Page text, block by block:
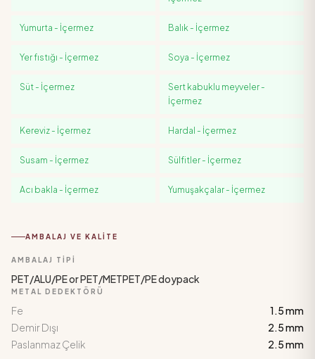
Yumurta - İçermez Balık - İçermez
Yer fıstığı - İçermez Soya - İçermez
Süt - İçermez Sert kabuklu meyveler -
İçermez
Kereviz - İçermez Hardal - İçermez
Susam - İçermez Sülfitler - İçermez
Acı bakla - İçermez Yumuşakçalar - İçermez
AMBALAJ VE KALITE
AMBALAJ TIPI
PET/ALU/PE or PET/METPET/PE doypack
METAL DEDEKTÖRÜ
Fe
1.5 mm
Demir Dışı
2.5 mm
Paslanmaz Çelik
2.5 mm